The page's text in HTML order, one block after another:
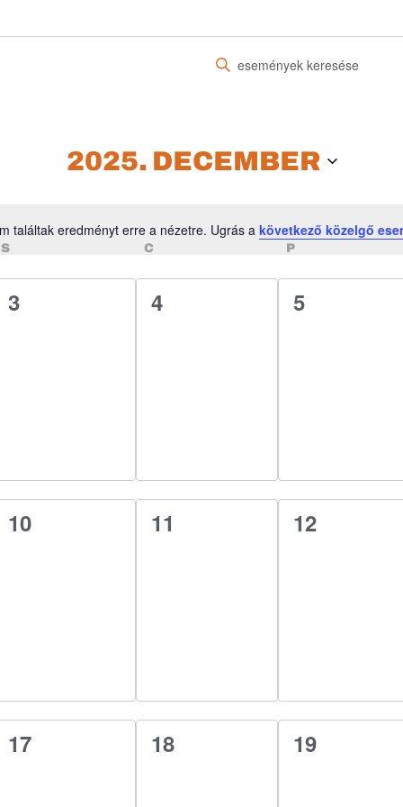
Notice
találtak eredményt erre a nézetre. Ugrás a következő közelgő
Írja
meg
-
2025. DECEMBER
S C P
0
3
0
4
0
5
0
10
0
11
0
12
0
17
0
18
0
19